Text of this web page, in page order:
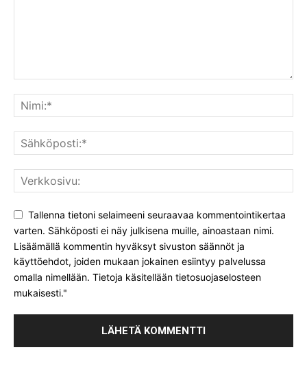
Tallenna tietoni selaimeeni seuraavaa kommentointikertaa
varten. Sähköposti ei näy julkisena muille, ainoastaan nimi.
Lisäämällä kommentin hyväksyt sivuston säännöt ja
käyttöehdot, joiden mukaan jokainen esiintyy palvelussa
omalla nimellään. Tietoja käsitellään tietosuojaselosteen
mukaisesti."